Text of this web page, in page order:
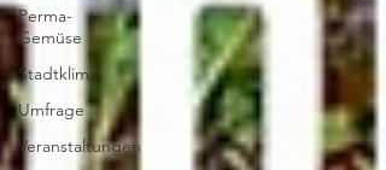
Perma-
Gemüse
Stadtklima
Umfrage
Veranstaltungen